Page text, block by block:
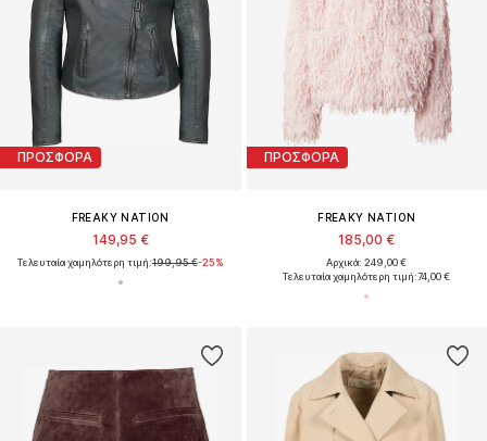
ΠΡΟΣΦΟΡΑ
FREAKY NATION
149,95 €
Τελευταία χαμηλότερη τιμή:199,95 €-25%
ΠΡΟΣΦΟΡΑ
FREAKY NATION
185,00 €
Αρχικά: 249,00 €
Τελευταία χαμηλότερη τιμή:74,00 €